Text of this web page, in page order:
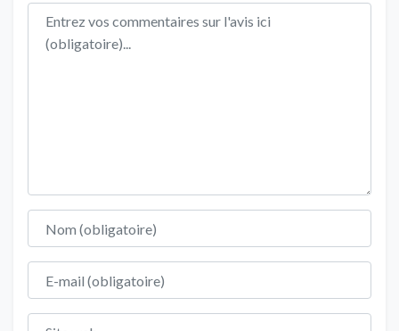
Texte de l'avis
Nom
E-mail
Site web